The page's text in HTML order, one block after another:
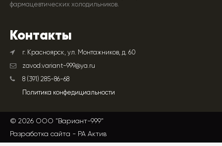
фармацевтических холодильников.
Контакты
г. Красноярск, ул. Монтажников, д. 60
zavod.variant-999@ya.ru
8 (391) 285-86-68
Политика конфедициальности
© 2026 ООО "Вариант-999"
Разработка сайта - РА Актив